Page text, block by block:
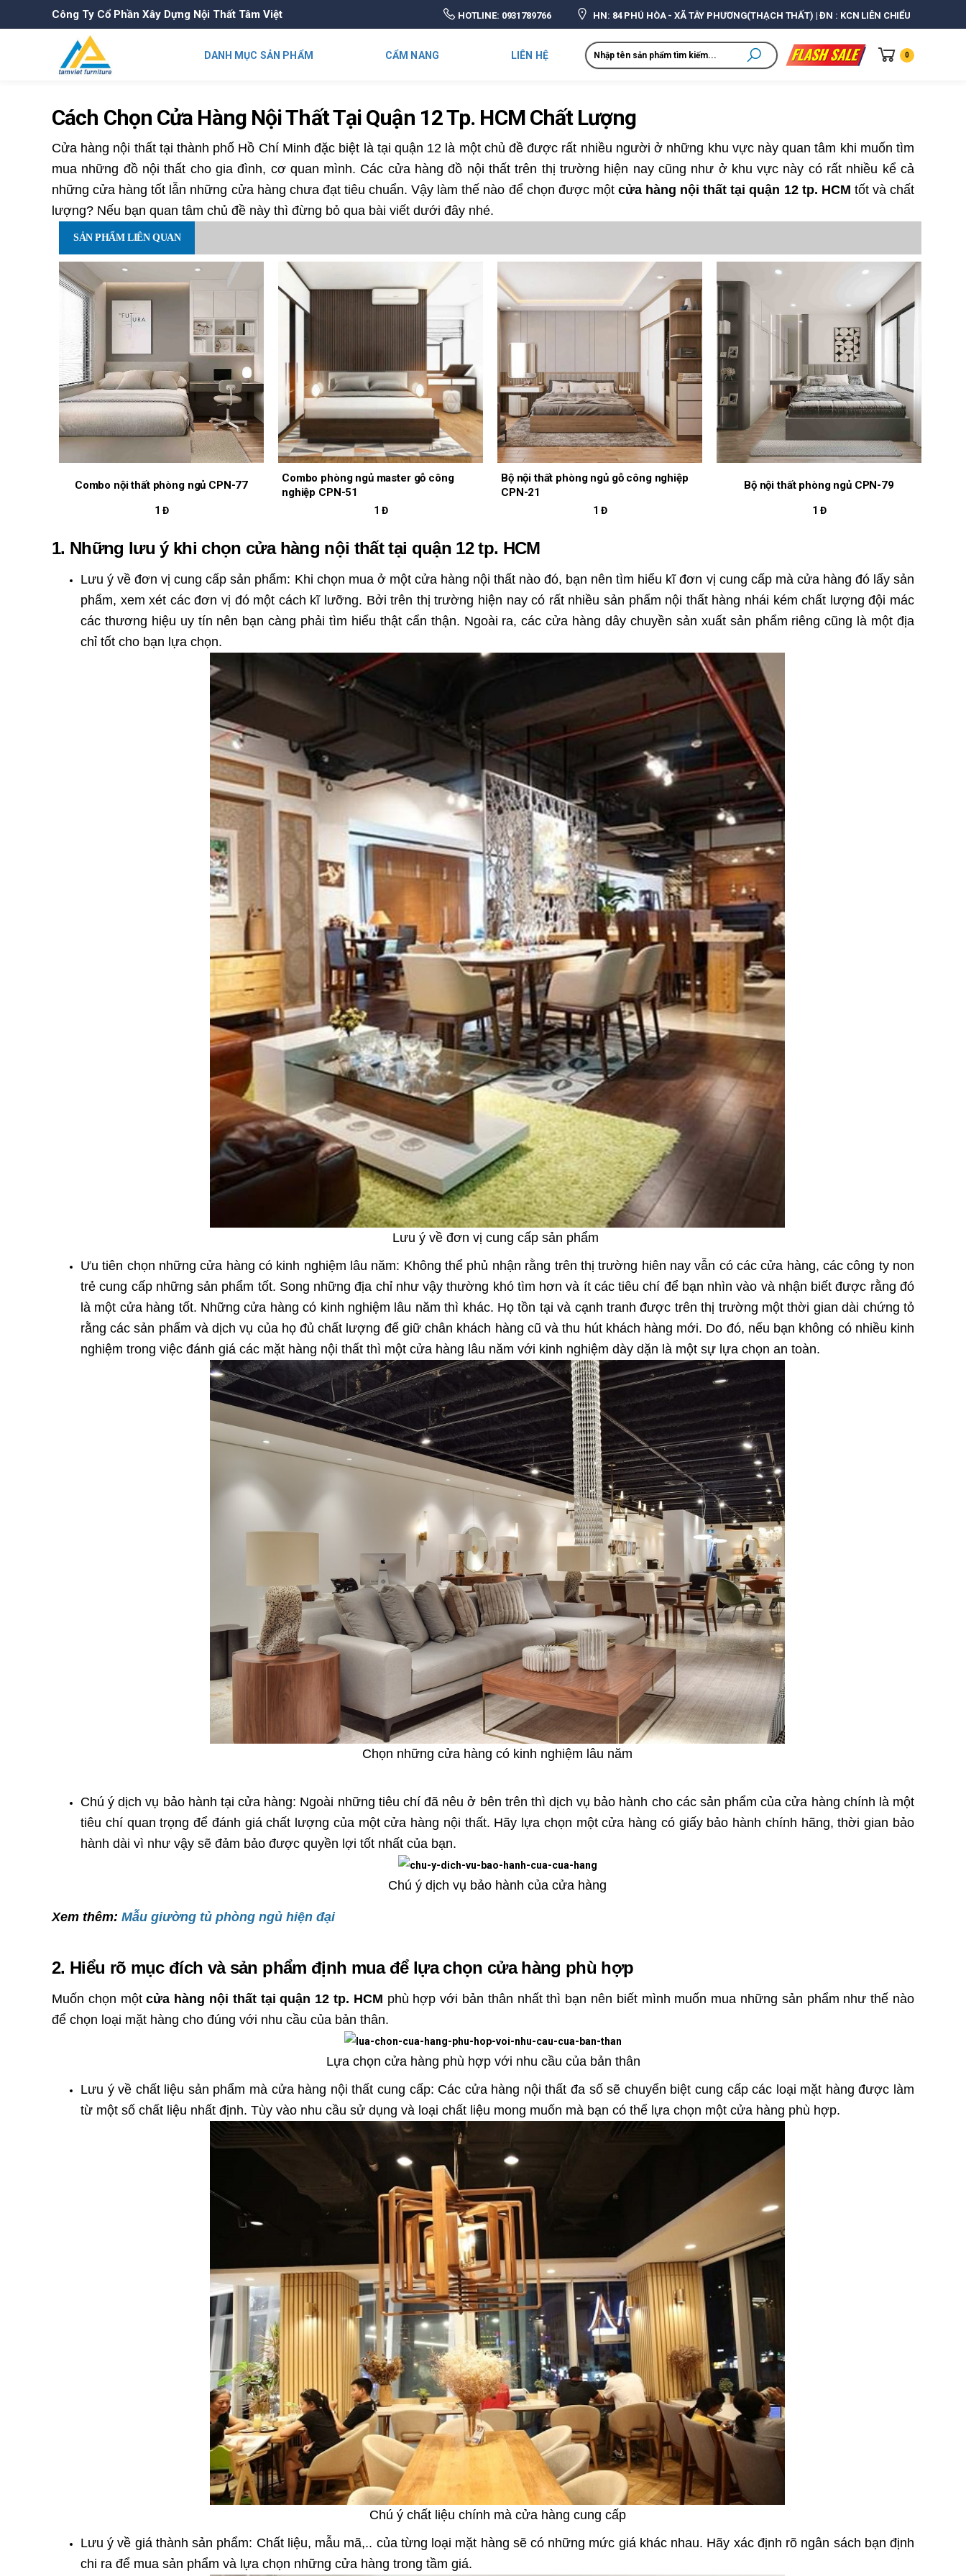
Công Ty Cổ Phần Xây Dựng Nội Thất Tâm Việt HOTLINE: 0931789766 HN: 84 PHÚ HÒA - XÃ TÂY PHƯƠNG(THẠCH THẤT) | ĐN : KCN LIÊN CHIỂU
DANH MỤC SẢN PHẨM CẨM NANG LIÊN HỆ
Search
0
Cách Chọn Cửa Hàng Nội Thất Tại Quận 12 Tp. HCM Chất Lượng
Cửa hàng nội thất tại thành phố Hồ Chí Minh đặc biệt là tại quận 12 là một chủ đề được rất nhiều người ở những khu vực này quan tâm khi muốn tìm
mua những đồ nội thất cho gia đình, cơ quan mình. Các cửa hàng đồ nội thất trên thị trường hiện nay cũng như ở khu vực này có rất nhiều kể cả
những cửa hàng tốt lẫn những cửa hàng chưa đạt tiêu chuẩn. Vậy làm thế nào để chọn được một cửa hàng nội thất tại quận 12 tp. HCM tốt và chất
lượng? Nếu bạn quan tâm chủ đề này thì đừng bỏ qua bài viết dưới đây nhé.
SẢN PHẨM LIÊN QUAN
Combo nội thất phòng ngủ CPN-77
1 Đ
Combo phòng ngủ master gỗ công
nghiệp CPN-51
1 Đ
Bộ nội thất phòng ngủ gỗ công nghiệp
CPN-21
1 Đ
Bộ nội thất phòng ngủ CPN-79
1 Đ
1. Những lưu ý khi chọn cửa hàng nội thất tại quận 12 tp. HCM
Lưu ý về đơn vị cung cấp sản phẩm: Khi chọn mua ở một cửa hàng nội thất nào đó, bạn nên tìm hiểu kĩ đơn vị cung cấp mà cửa hàng đó lấy sản
phẩm, xem xét các đơn vị đó một cách kĩ lưỡng. Bởi trên thị trường hiện nay có rất nhiều sản phẩm nội thất hàng nhái kém chất lượng đội mác
các thương hiệu uy tín nên bạn càng phải tìm hiểu thật cẩn thận. Ngoài ra, các cửa hàng dây chuyền sản xuất sản phẩm riêng cũng là một địa
chỉ tốt cho bạn lựa chọn.
Lưu ý về đơn vị cung cấp sản phẩm
Ưu tiên chọn những cửa hàng có kinh nghiệm lâu năm: Không thể phủ nhận rằng trên thị trường hiên nay vẫn có các cửa hàng, các công ty non
trẻ cung cấp những sản phẩm tốt. Song những địa chỉ như vậy thường khó tìm hơn và ít các tiêu chí để bạn nhìn vào và nhận biết được rằng đó
là một cửa hàng tốt. Những cửa hàng có kinh nghiệm lâu năm thì khác. Họ tồn tại và cạnh tranh được trên thị trường một thời gian dài chứng tỏ
rằng các sản phẩm và dịch vụ của họ đủ chất lượng để giữ chân khách hàng cũ và thu hút khách hàng mới. Do đó, nếu bạn không có nhiều kinh
nghiệm trong việc đánh giá các mặt hàng nội thất thì một cửa hàng lâu năm với kinh nghiệm dày dặn là một sự lựa chọn an toàn.
Chọn những cửa hàng có kinh nghiệm lâu năm
Chú ý dịch vụ bảo hành tại cửa hàng: Ngoài những tiêu chí đã nêu ở bên trên thì dịch vụ bảo hành cho các sản phẩm của cửa hàng chính là một
tiêu chí quan trọng để đánh giá chất lượng của một cửa hàng nội thất. Hãy lựa chọn một cửa hàng có giấy bảo hành chính hãng, thời gian bảo
hành dài vì như vậy sẽ đảm bảo được quyền lợi tốt nhất của bạn.
Chú ý dịch vụ bảo hành của cửa hàng
Xem thêm: Mẫu giường tủ phòng ngủ hiện đại
2. Hiểu rõ mục đích và sản phẩm định mua để lựa chọn cửa hàng phù hợp
Muốn chọn mộtcửa hàng nội thất tại quận 12 tp. HCM phù hợp với bản thân nhất thì bạn nên biết mình muốn mua những sản phẩm như thế nào
để chọn loại mặt hàng cho đúng với nhu cầu của bản thân.
Lựa chọn cửa hàng phù hợp với nhu cầu của bản thân
Lưu ý về chất liệu sản phẩm mà cửa hàng nội thất cung cấp: Các cửa hàng nội thất đa số sẽ chuyển biệt cung cấp các loại mặt hàng được làm
từ một số chất liệu nhất định. Tùy vào nhu cầu sử dụng và loại chất liệu mong muốn mà bạn có thể lựa chọn một cửa hàng phù hợp.
Chú ý chất liệu chính mà cửa hàng cung cấp
Lưu ý về giá thành sản phẩm: Chất liệu, mẫu mã,.. của từng loại mặt hàng sẽ có những mức giá khác nhau. Hãy xác định rõ ngân sách bạn định
chi ra để mua sản phẩm và lựa chọn những cửa hàng trong tầm giá.